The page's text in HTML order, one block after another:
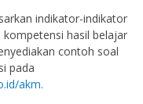
indikator-indikator
hasil belajar
contoh soal
pada
akm.